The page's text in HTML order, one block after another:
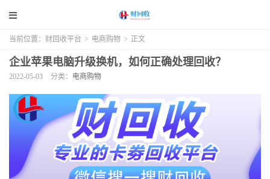
当前位置： 财回收平台 > 电商购物 > 正文
企业苹果电脑升级换机，如何正确处理回收？
2022-05-03 分类： 电商购物